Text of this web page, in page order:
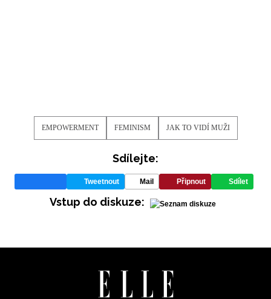
EMPOWERMENT FEMINISM JAK TO VIDÍ MUŽI
Sdílejte:
Tweetnout Mail Připnout Sdílet
Vstup do diskuze: